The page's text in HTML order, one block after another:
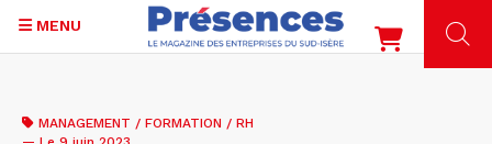
contenu
MENU
MANAGEMENT / FORMATION / RH